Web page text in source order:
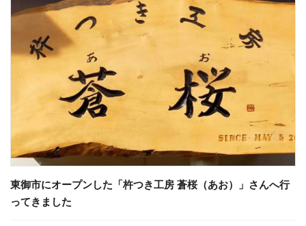
東御市にオープンした「杵つき工房 蒼桜（あお）」さんへ行
ってきました